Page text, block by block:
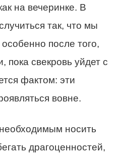
на вечеринке. В
так, что мы
после того,
пока свекровь уйдет с
фактом: эти
вовне.
носить
драгоценностей,